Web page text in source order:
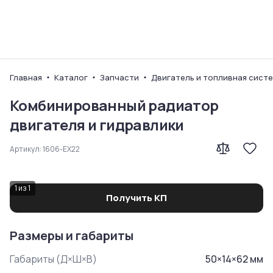
Главная Каталог Запчасти Двигатель и топливная
Комбинированный радиатор
двигателя и гидравлики
Артикул:1606-ЕХ22
1 из1
Получить КП
Размеры и габариты
Габариты (Д×Ш×В) 50×14×62мм